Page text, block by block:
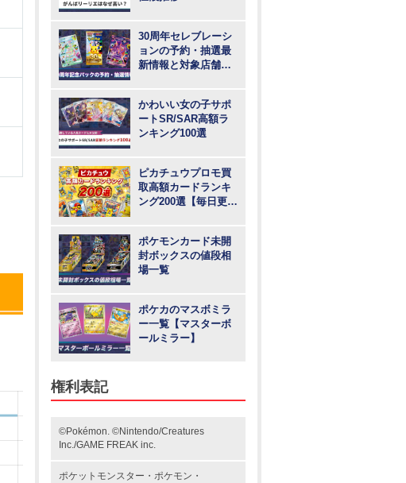
30周年セレブレーシ
ョンの予約・抽選最
新情報と対象店舗ま
かわいい女の子サポ
ートSR/SAR高額ラ
ンキング100選
ピカチュウプロモ買
取高額カードランキ
ング200選【毎日更
ポケモンカード未開
封ボックスの値段相
場一覧
ポケカのマスボミラ
ー一覧【マスターボ
ールミラー】
権利表記
©Pokémon. ©Nintendo/Creatures
Inc./GAME FREAK inc.
ポケットモンスター ・ポケモン・